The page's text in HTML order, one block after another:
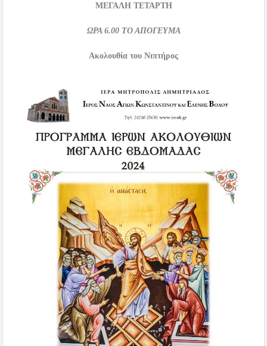
ΜΕΓΑΛΗ ΤΕΤΑΡΤΗ
ΩΡΑ 6.00 ΤΟ ΑΠΟΓΕΥΜΑ
Ακολουθία του Νιπτήρος